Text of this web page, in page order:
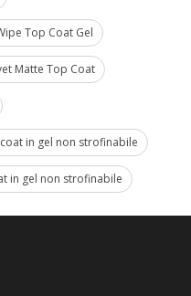
Top Coat Gel
Matte Top Coat
in gel non strofinabile
in gel non strofinabile